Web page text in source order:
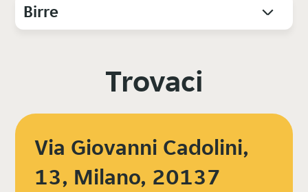
Birre
Trovaci
Via Giovanni Cadolini,
13, Milano, 20137